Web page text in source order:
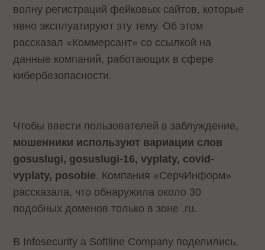
волну регистраций фейковых сайтов, которые
явно эксплуатируют эту тему. Об этом
рассказал «Коммерсант» со ссылкой на
данные компаний, работающих в сфере
кибербезопасности.
Чтобы ввести пользователей в заблуждение,
мошенники используют вариации слов
gosuslugi, gosuslugi-16, vyplaty, covid-
vyplaty, posobie. Компания «СерчИнформ»
рассказала, что обнаружила около 30
подобных доменов только в зоне .ru.
В Infosecurity a Softline Company поделились,